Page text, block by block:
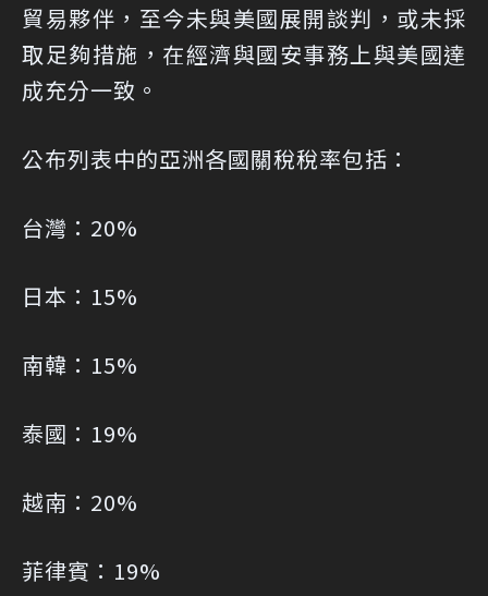
貿易夥伴，至今未與美國展開談判，或未採
取足夠措施，在經濟與國安事務上與美國達
成充分一致。
公布列表中的亞洲各國關稅稅率包括：
台灣：20%
日本：15%
南韓：15%
泰國：19%
越南：20%
菲律賓：19%